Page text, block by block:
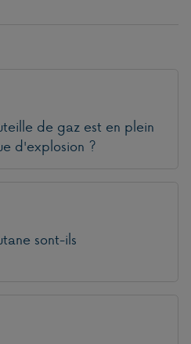
de gaz est en plein
d'explosion ?
sont-ils